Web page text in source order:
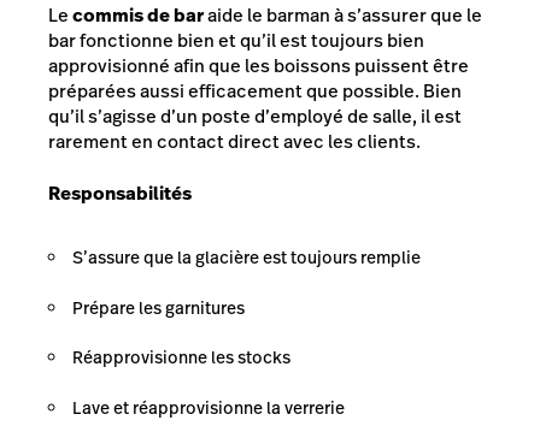
Lecommis de baraide le barman à s’assurer que le
bar fonctionne bien et qu’il est toujours bien
approvisionné afin que les boissons puissent être
préparées aussi efficacement que possible. Bien
qu’il s’agisse d’un poste d’employé de salle, il est
rarement en contact direct avec les clients.
Responsabilités
S’assure que la glacière est toujours remplie
Prépare les garnitures
Réapprovisionne les stocks
Lave et réapprovisionne la verrerie